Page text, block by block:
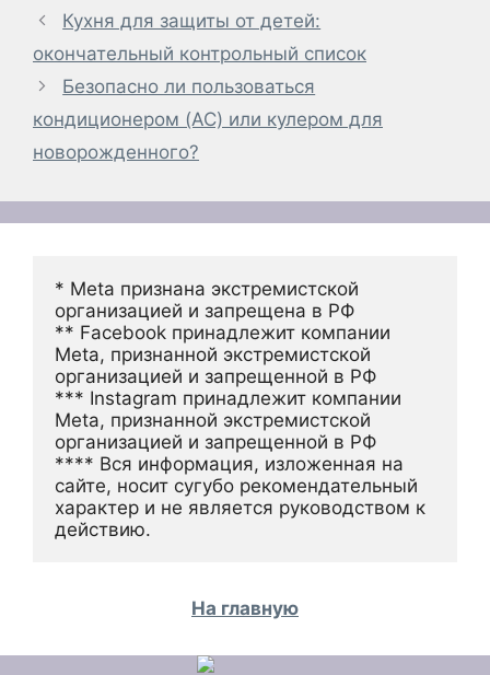
Кухня для защиты от детей:
окончательный контрольный список
Безопасно ли пользоваться
кондиционером (AC) или кулером для
новорожденного?
* Meta признана экстремистской
организацией и запрещена в РФ
** Facebook принадлежит компании
Meta, признанной экстремистской
организацией и запрещенной в РФ
*** Instagram принадлежит компании
Meta, признанной экстремистской
организацией и запрещенной в РФ
**** Вся информация, изложенная на
сайте, носит сугубо рекомендательный
характер и не является руководством к
действию.
На главную